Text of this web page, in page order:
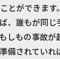
とができます
、誰もが同じ
しもの事故が
備されていれ